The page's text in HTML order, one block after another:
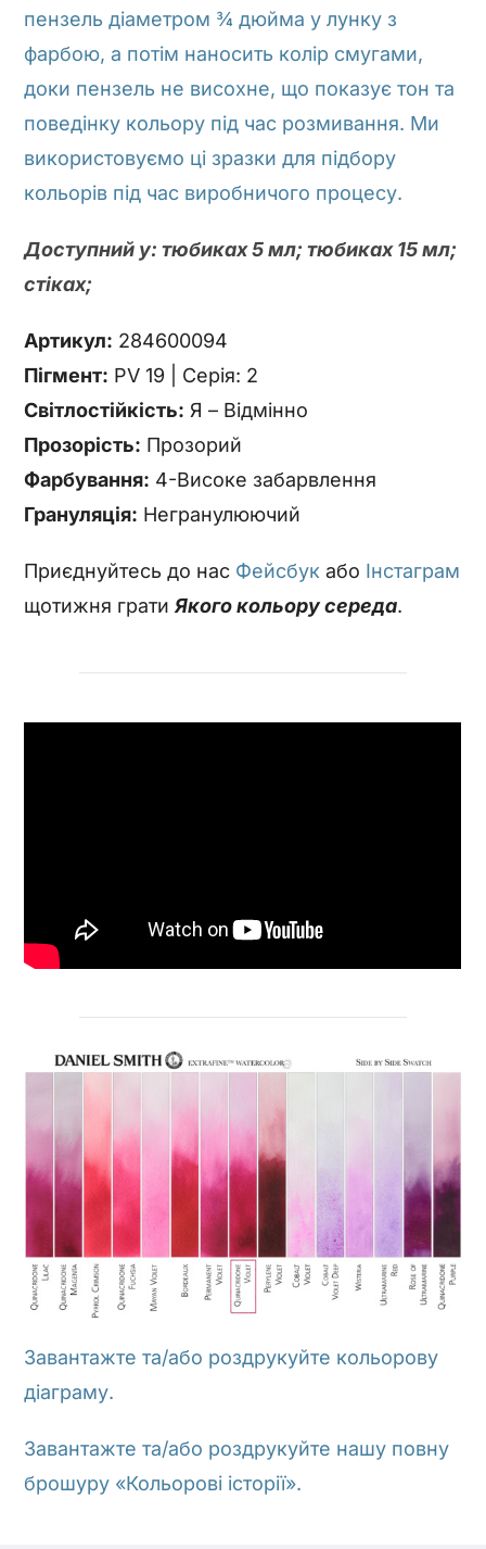
пензель діаметром ¾ дюйма у лунку з
фарбою, а потім наносить колір смугами,
доки пензель не висохне, що показує тон та
поведінку кольору під час розмивання. Ми
використовуємо ці зразки для підбору
кольорів під час виробничого процесу.
Доступний у: тюбиках 5 мл; тюбиках 15 мл;
стіках;
Артикул: 284600094
Пігмент: PV 19 | Серія: 2
Світлостійкість: Я – Відмінно
Прозорість: Прозорий
Фарбування: 4-Високе забарвлення
Грануляція: Негранулюючий
Приєднуйтесь до нас Фейсбук або Інстаграм
щотижня гратиЯкого кольору середа.
Завантажте та/або роздрукуйте кольорову
діаграму.
Завантажте та/або роздрукуйте нашу повну
брошуру «Кольорові історії».